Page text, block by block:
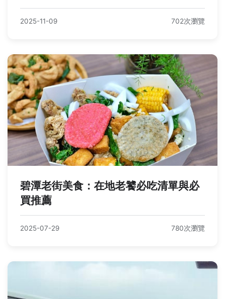
2025-11-09 702次瀏覽
碧潭老街美食：在地老饕必吃清單與必
買推薦
2025-07-29 780次瀏覽